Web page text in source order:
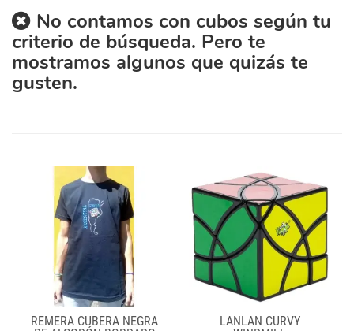
No contamos con cubos según tu
criterio de búsqueda. Pero te
mostramos algunos que quizás te
gusten.
REMERA CUBERA NEGRA
LANLAN CURVY